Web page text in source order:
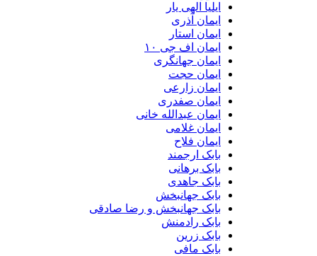
ایلیا الهی یار
ایمان آذری
ایمان استار
ایمان اف جی ۱۰
ایمان جهانگری
ایمان حجت
ایمان زارعی
ایمان صفدری
ایمان عبدالله خانی
ایمان غلامی
ایمان فلاح
بابک ارجمند
بابک برهانی
بابک جاهدی
بابک جهانبخش
بابک جهانبخش و رضا صادقی
بابک رادمنش
بابک زرین
بابک مافی